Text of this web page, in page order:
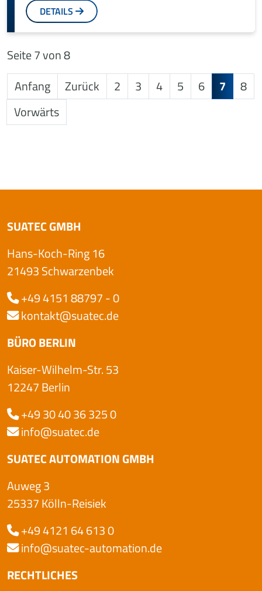
DETAILS
Seite 7 von 8
Anfang
Zurück 2 3 4 5 6 7
8
Vorwärts
SUATEC GMBH
Hans-Koch-Ring 16
21493 Schwarzenbek
+49 4151 88797 - 0
kontakt@suatec.de
BÜRO BERLIN
Kaiser-Wilhelm-Str. 53
12247 Berlin
+49 30 40 36 325 0
info@suatec.de
SUATEC AUTOMATION GMBH
Auweg 3
25337 Kölln-Reisiek
+49 4121 64 613 0
info@suatec-automation.de
RECHTLICHES